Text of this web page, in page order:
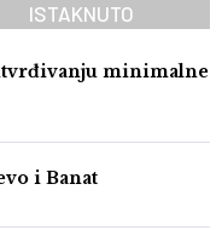
ISTAKNUTO
minimalne
i Banat